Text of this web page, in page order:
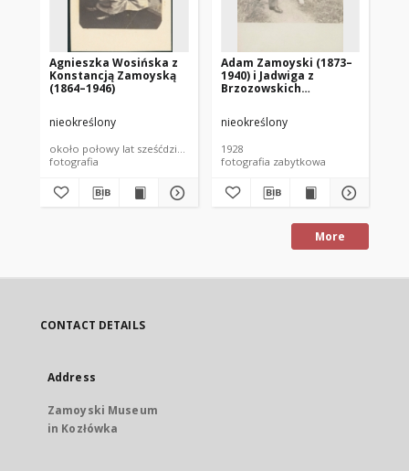
Agnieszka Wosińska z
Konstancją Zamoyską
(1864–1946)
nieokreślony
około połowy lat sześćdziesiątych XIX wieku
fotografia
Adam Zamoyski (1873–
1940) i Jadwiga z
Brzozowskich
Zamoyska (1908–1998)
nieokreślony
1928
fotografia zabytkowa
More
CONTACT DETAILS
Address
Zamoyski Museum
in Kozłówka